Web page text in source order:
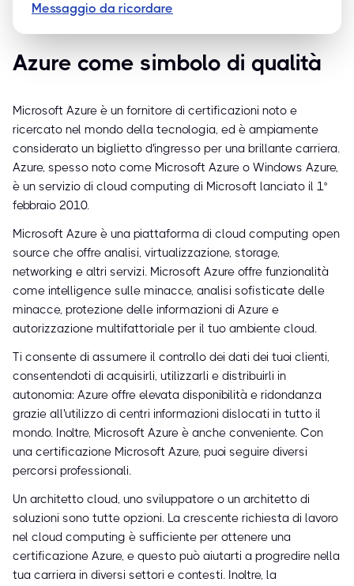
Messaggio da ricordare
Azure come simbolo di qualità
Microsoft Azure è un fornitore di certificazioni noto e
ricercato nel mondo della tecnologia, ed è ampiamente
considerato un biglietto d'ingresso per una brillante carriera.
Azure, spesso noto come Microsoft Azure o Windows Azure,
è un servizio di cloud computing di Microsoft lanciato il 1°
febbraio 2010.
Microsoft Azure è una piattaforma di cloud computing open
source che offre analisi, virtualizzazione, storage,
networking e altri servizi. Microsoft Azure offre funzionalità
come intelligence sulle minacce, analisi sofisticate delle
minacce, protezione delle informazioni di Azure e
autorizzazione multifattoriale per il tuo ambiente cloud.
Ti consente di assumere il controllo dei dati dei tuoi clienti,
consentendoti di acquisirli, utilizzarli e distribuirli in
autonomia: Azure offre elevata disponibilità e ridondanza
grazie all'utilizzo di centri informazioni dislocati in tutto il
mondo. Inoltre, Microsoft Azure è anche conveniente. Con
una certificazione Microsoft Azure, puoi seguire diversi
percorsi professionali.
Un architetto cloud, uno sviluppatore o un architetto di
soluzioni sono tutte opzioni. La crescente richiesta di lavoro
nel cloud computing è sufficiente per ottenere una
certificazione Azure, e questo può aiutarti a progredire nella
tua carriera in diversi settori e contesti. Inoltre, la